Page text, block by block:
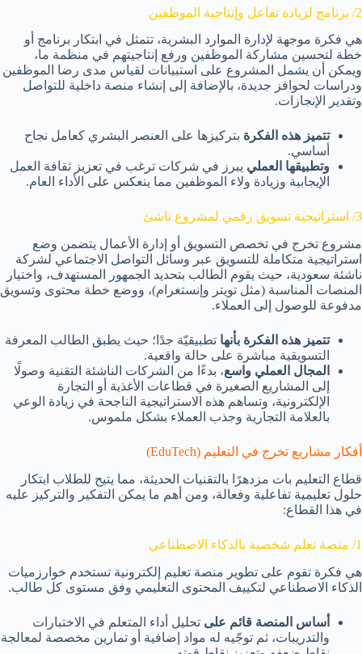
2/ برنامج لزيادة تفاعل وإنتاجية الموظفين
هي فكرة موجهة لإدارة الموارد البشرية، تتمثل في ابتكار برنامج أو
خطة لتحسين مشاركة الموظفين ورفع إنتاجيتهم في منظمة ما،
ويمكن أن يشمل المشروع على استبيانات لقياس مدى رضا الموظفين
ودراسات لحوافز جديدة، بالإضافة إلى إنشاء منصة داخلية للتواصل
وتقدير الإنجازات.
تتميز هذه الفكرة بتركيزها على العنصر البشري كعامل نجاح
أساسي.
وتطبيقها العملي يبرز في شركات ترغب في تعزيز ثقافة العمل
الإيجابية وزيادة ولاء الموظفين مما ينعكس على الأداء العام.
3/ استراتيجية تسويق رقمي لمشروع ناشئ
مشروع تخرج في تخصص التسويق أو إدارة الأعمال يتضمن وضع
استراتيجية متكاملة للتسويق عبر وسائل التواصل الاجتماعي لشركة
ناشئة سعودية، حيث يقوم الطالب بتحديد الجمهور المستهدف، واختيار
المنصات المناسبة (مثل تويتر وإنستغرام)، ووضع خطة محتوى وتسويق
مدفوعة للوصول إلى العملاء.
تتميز هذه الفكرة بأنها تطبيقيّة جدًا؛ حيث يطبق الطالب المعرفة
التسويقية مباشرة على حالة واقعية.
المجال العملي واسع، بدءًا من الشركات الناشئة التقنية وصولًا
إلى المشاريع الصغيرة في قطاعات الأغذية أو التجارة
الإلكترونية، وتساهم هذه الاستراتيجية الناجحة في زيادة الوعي
بالعلامة التجارية وجذب العملاء بشكل ملموس.
أفكار مشاريع تخرج في التعليم (EduTech)
قطاع التعليم بات مزدهرًا بالتقنيات الحديثة، مما يتيح للطلاب ابتكار
حلول تعليمية تفاعلية وفعالة، ومن أهم ما يمكن التفكير والتركيز عليه
في هذا القطاع:
1/ منصة تعلم شخصية بالذكاء الاصطناعي
هي فكرة تقوم على تطوير منصة تعليم إلكترونية تستخدم خوارزميات
الذكاء الاصطناعي لتكييف المحتوى التعليمي وفق مستوى كل طالب.
أساس المنصة قائم على تحليل أداء المتعلم في الاختبارات
والتدريبات، ثم توجّيه له مواد إضافية أو تمارين مخصصة لمعالجة